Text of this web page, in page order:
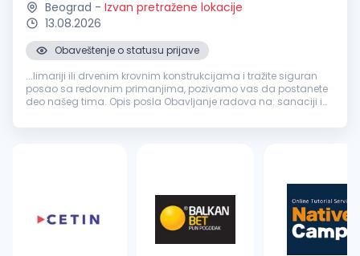
Beograd - Izvan pretražene lokacije
13.08.2026
Obaveštenje o statusu prijave
...limariji ili drvenim krovnim konstrukcijama i tražite siguran
posao sa redovnim primanjima, pozivamo vas da postanete
deo našeg tima. Opis posla Obavljanje radova na: sanaciji i
zameni oluka...